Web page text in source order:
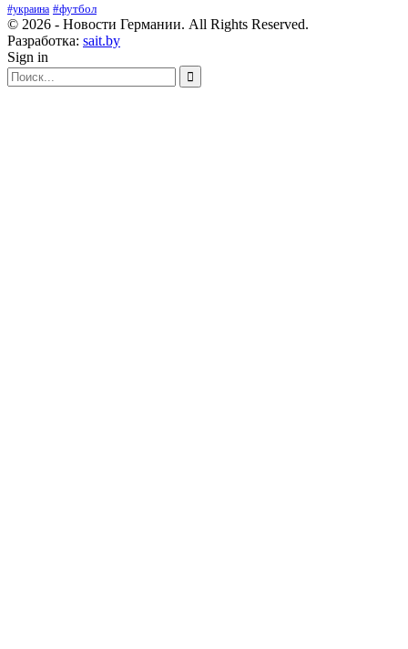
#украина #футбол
© 2026 - Новости Германии. All Rights Reserved.
Разработка: sait.by
Sign in